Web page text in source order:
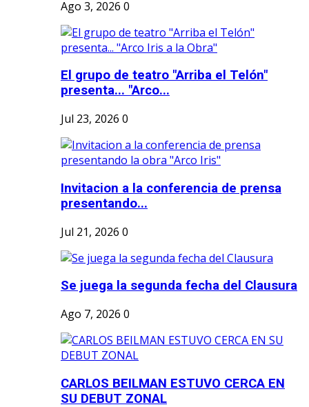
Ago 3, 2026 0
El grupo de teatro "Arriba el Telón"
presenta... "Arco...
Jul 23, 2026 0
Invitacion a la conferencia de prensa
presentando...
Jul 21, 2026 0
Se juega la segunda fecha del Clausura
Ago 7, 2026 0
CARLOS BEILMAN ESTUVO CERCA EN
SU DEBUT ZONAL